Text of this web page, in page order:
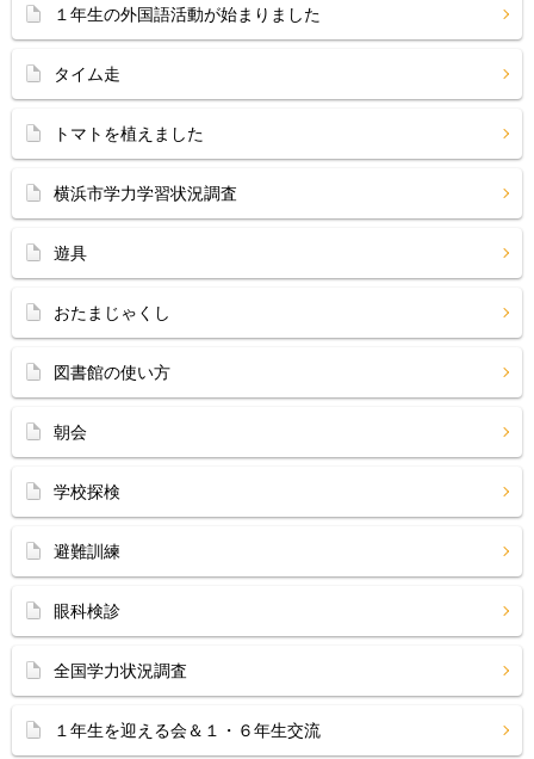
１年生の外国語活動が始まりました
タイム走
トマトを植えました
横浜市学力学習状況調査
遊具
おたまじゃくし
図書館の使い方
朝会
学校探検
避難訓練
眼科検診
全国学力状況調査
１年生を迎える会＆１・６年生交流